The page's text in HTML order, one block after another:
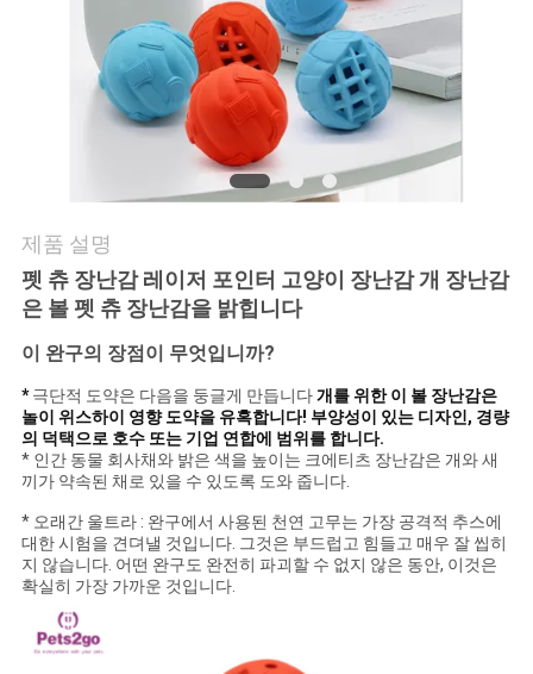
구
하
세
요
BLOG/NEWS
사
제품 설명
펫 츄 장난감 레이저 포인터 고양이 장난감 개 장난감
은 볼 펫 츄 장난감을 밝힙니다
이 완구의 장점이 무엇입니까?
*극단적 도약은 다음을 둥글게 만듭니다개를 위한 이 볼 장난감은
놀이 위스하이 영향 도약을 유혹합니다! 부양성이 있는 디자인, 경량
의 덕택으로 호수 또는 기업 연합에 범위를 합니다.
* 인간 동물 회사채와 밝은 색을 높이는 크에티츠 장난감은 개와 새
끼가 약속된 채로 있을 수 있도록 도와 줍니다.
* 오래간 울트라 : 완구에서 사용된 천연 고무는 가장 공격적 추스에
대한 시험을 견뎌낼 것입니다. 그것은 부드럽고 힘들고 매우 잘 씹히
지 않습니다. 어떤 완구도 완전히 파괴할 수 없지 않은 동안, 이것은
확실히 가장 가까운 것입니다.